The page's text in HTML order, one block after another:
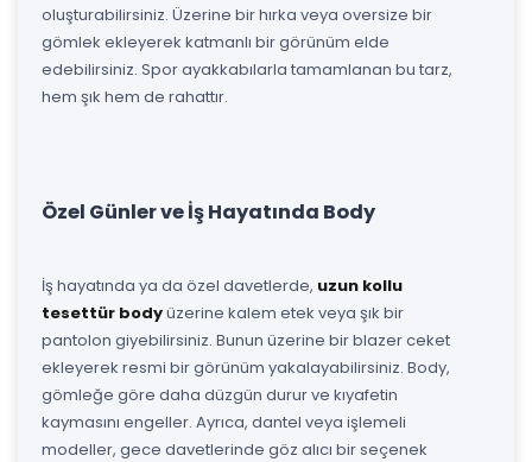
oluşturabilirsiniz. Üzerine bir hırka veya oversize bir
gömlek ekleyerek katmanlı bir görünüm elde
edebilirsiniz. Spor ayakkabılarla tamamlanan bu tarz,
hem şık hem de rahattır.
Özel Günler ve İş Hayatında Body
İş hayatında ya da özel davetlerde, uzun kollu
tesettür bodyüzerine kalem etek veya şık bir
pantolon giyebilirsiniz. Bunun üzerine bir blazer ceket
ekleyerek resmi bir görünüm yakalayabilirsiniz. Body,
gömleğe göre daha düzgün durur ve kıyafetin
kaymasını engeller. Ayrıca, dantel veya işlemeli
modeller, gece davetlerinde göz alıcı bir seçenek